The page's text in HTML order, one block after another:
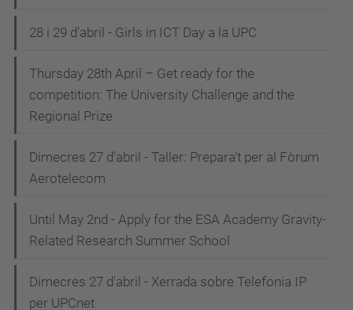
28 i 29 d'abril - Girls in ICT Day a la UPC
Thursday 28th April – Get ready for the
competition: The University Challenge and the
Regional Prize
Dimecres 27 d'abril - Taller: Prepara't per al Fòrum
Aerotelecom
Until May 2nd - Apply for the ESA Academy Gravity-
Related Research Summer School
Dimecres 27 d'abril - Xerrada sobre Telefonia IP
per UPCnet